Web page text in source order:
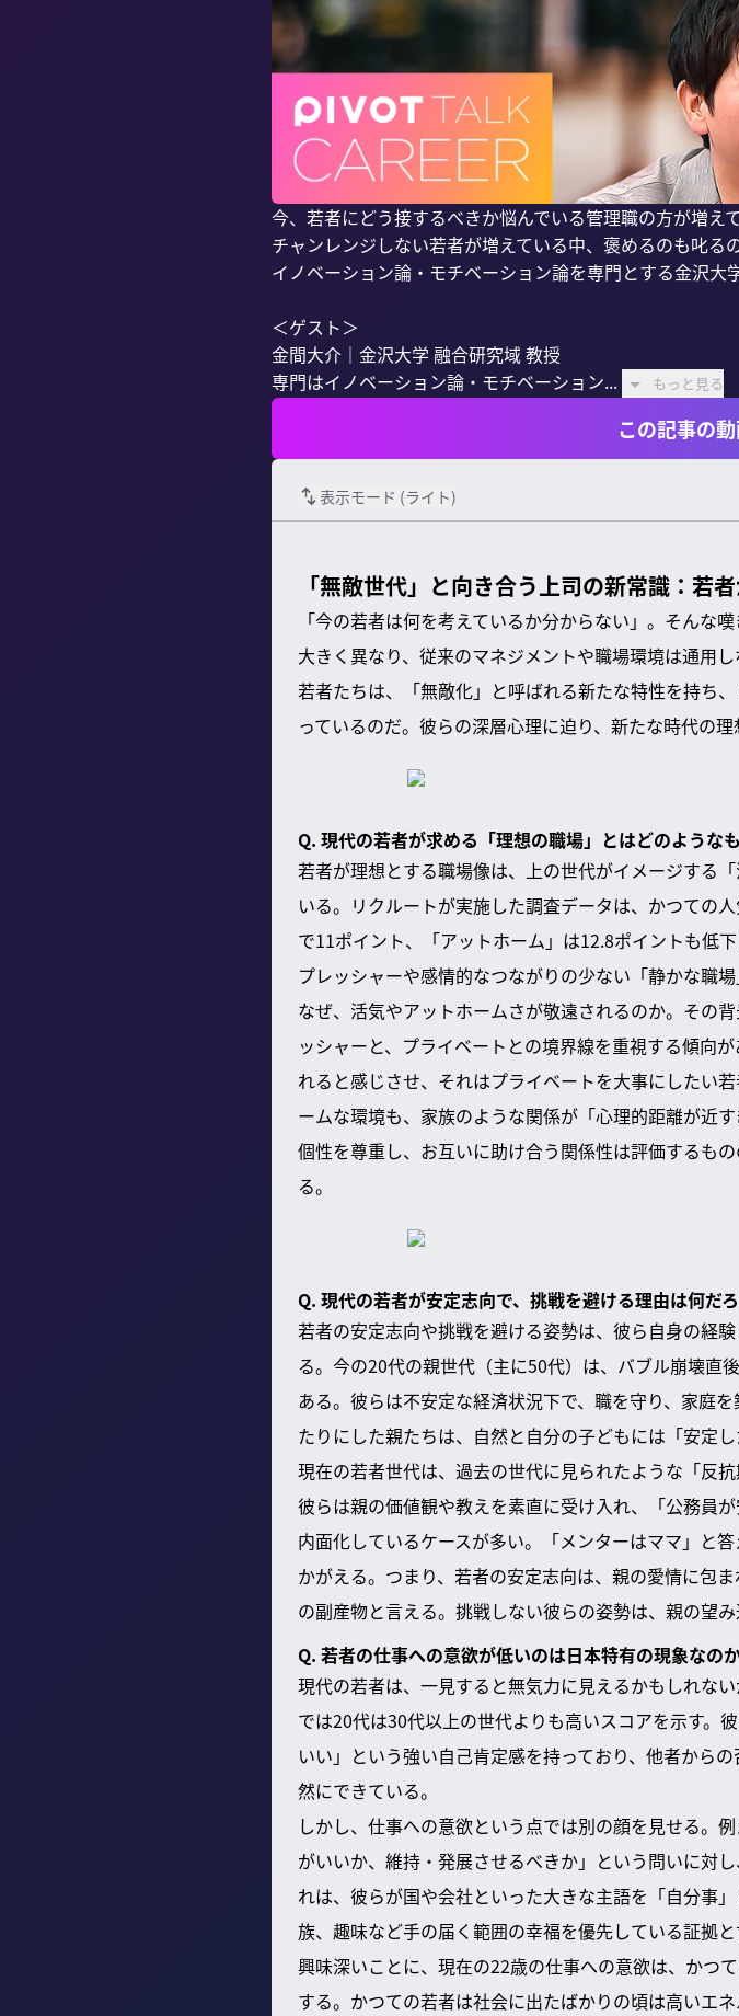
今、若者にどう接するべきか悩んでいる管理職の方が増えて
チャンレンジしない若者が増えている中、褒めるのも叱る
イノベーション論・モチベーション論を専門とする金沢大
＜ゲスト＞
金間大介｜金沢大学 融合研究域 教授
専門はイノベーション論・モチベーション...
もっと見る
この記事の
表示モード (ライト)
「無敵世代」と向き合う上司の新常識：若
「今の若者は何を考えているか分からない」。そんな
大きく異なり、従来のマネジメントや職場環境は通用
若者たちは、「無敵化」と呼ばれる新たな特性を持ち
っているのだ。彼らの深層心理に迫り、新たな時代の
Q. 現代の若者が求める「理想の職場」とはどのような
若者が理想とする職場像は、上の世代がイメージする
いる。リクルートが実施した調査データは、かつての
で11ポイント、「アットホーム」は12.8ポイントも低
プレッシャーや感情的なつながりの少ない「静かな職場
なぜ、活気やアットホームさが敬遠されるのか。その
ッシャーと、プライベートとの境界線を重視する傾向
れると感じさせ、それはプライベートを大事にしたい
ームな環境も、家族のような関係が「心理的距離が近
個性を尊重し、お互いに助け合う関係性は評価するも
る。
Q. 現代の若者が安定志向で、挑戦を避ける理由は何だ
若者の安定志向や挑戦を避ける姿勢は、彼ら自身の経
る。今の20代の親世代（主に50代）は、バブル崩壊直
ある。彼らは不安定な経済状況下で、職を守り、家庭
たりにした親たちは、自然と自分の子どもには「安定
現在の若者世代は、過去の世代に見られたような「反
彼らは親の価値観や教えを素直に受け入れ、「公務員
内面化しているケースが多い。「メンターはママ」と
かがえる。つまり、若者の安定志向は、親の愛情に包
の副産物と言える。挑戦しない彼らの姿勢は、親の望
Q. 若者の仕事への意欲が低いのは日本特有の現象なの
現代の若者は、一見すると無気力に見えるかもしれな
では20代は30代以上の世代よりも高いスコアを示す。
いい」という強い自己肯定感を持っており、他者から
然にできている。
しかし、仕事への意欲という点では別の顔を見せる。
がいいか、維持・発展させるべきか」という問いに対
れは、彼らが国や会社といった大きな主語を「自分事
族、趣味など手の届く範囲の幸福を優先している証拠と
興味深いことに、現在の22歳の仕事への意欲は、かつ
する。かつての若者は社会に出たばかりの頃は高いエ